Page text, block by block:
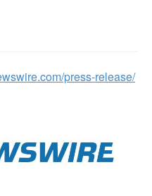
press-release/